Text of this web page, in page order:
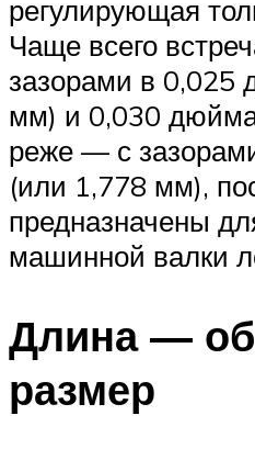
регулирующая
Чаще всего
зазорами в 0,025
мм) и 0,030
реже — с
(или 1,778 мм),
предназначены
машинной валки
Длина —
размер